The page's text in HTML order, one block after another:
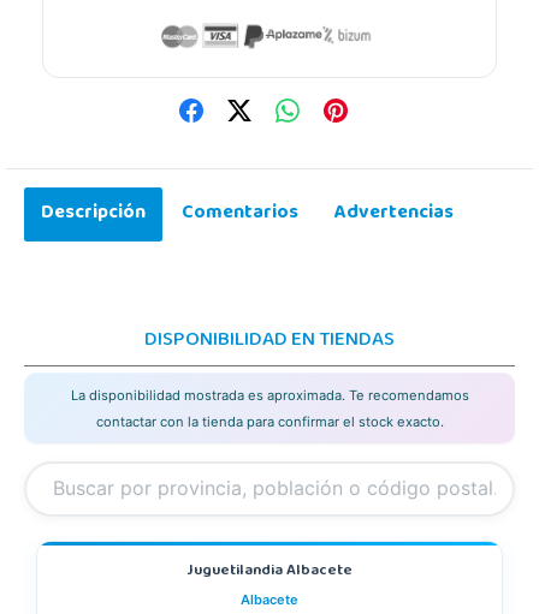
Descripción Comentarios Advertencias
DISPONIBILIDAD EN TIENDAS
La disponibilidad mostrada es aproximada. Te recomendamos
contactar con la tienda para confirmar el stock exacto.
Juguetilandia Albacete
Albacete